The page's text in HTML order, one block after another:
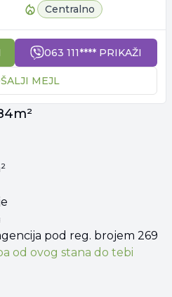
Centralno
063 111**** PRIKAŽI
MEJL
pod reg. brojem 269
odovog stana do tebi